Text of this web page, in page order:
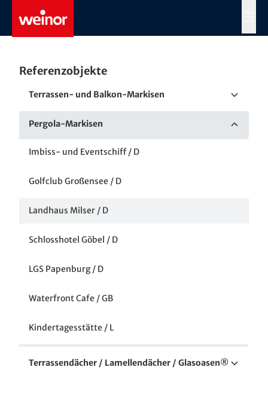
Skip to main content
Referenzobjekte
Terrassen- und Balkon-Markisen
Terrassenmarkise im privaten Wohnbau in Halle
Pergola-Markisen
Imbiss- und Eventschiff / D
Golfclub Großensee / D
Landhaus Milser / D
Schlosshotel Göbel / D
LGS Papenburg / D
Waterfront Cafe / GB
Kindertagesstätte / L
Terrassendächer / Lamellendächer / Glasoasen®